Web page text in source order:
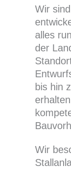
Wir
alles
der
bis hin
Wir